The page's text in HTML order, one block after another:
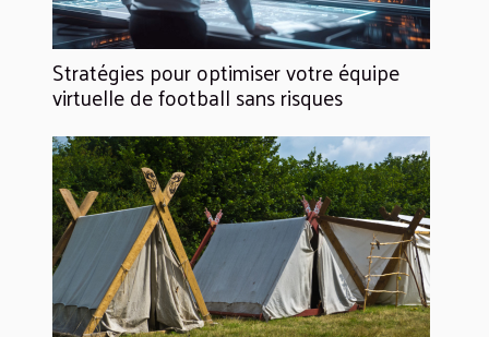
Stratégies pour optimiser votre équipe
virtuelle de football sans risques